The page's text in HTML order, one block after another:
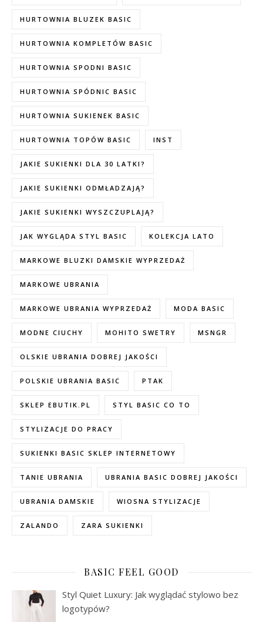
HURTOWNIA BLUZEK BASIC
HURTOWNIA KOMPLETÓW BASIC
HURTOWNIA SPODNI BASIC
HURTOWNIA SPÓDNIC BASIC
HURTOWNIA SUKIENEK BASIC
HURTOWNIA TOPÓW BASIC INST
JAKIE SUKIENKI DLA 30 LATKI?
JAKIE SUKIENKI ODMŁADZAJĄ?
JAKIE SUKIENKI WYSZCZUPLAJĄ?
JAK WYGLĄDA STYL BASIC KOLEKCJA LATO
MARKOWE BLUZKI DAMSKIE WYPRZEDAŻ
MARKOWE UBRANIA
MARKOWE UBRANIA WYPRZEDAŻ MODA BASIC
MODNE CIUCHY MOHITO SWETRY MSNGR
OLSKIE UBRANIA DOBREJ JAKOŚCI
POLSKIE UBRANIA BASIC PTAK
SKLEP EBUTIK.PL STYL BASIC CO TO
STYLIZACJE DO PRACY
SUKIENKI BASIC SKLEP INTERNETOWY
TANIE UBRANIA UBRANIA BASIC DOBREJ JAKOŚCI
UBRANIA DAMSKIE WIOSNA STYLIZACJE
ZALANDO ZARA SUKIENKI
BASIC FEEL GOOD
Styl Quiet Luxury: Jak wyglądać stylowo bez
logotypów?